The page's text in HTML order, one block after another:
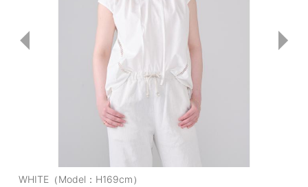
T-SHIRT : Tシャツ
KNIT : ニット
SHIRT : シャツ
OUTERS : アウター
LADIES : レディース
DENIM : デニム
PANTS/SKIRT : パンツ・スカート
WHITE（Model：H169cm）